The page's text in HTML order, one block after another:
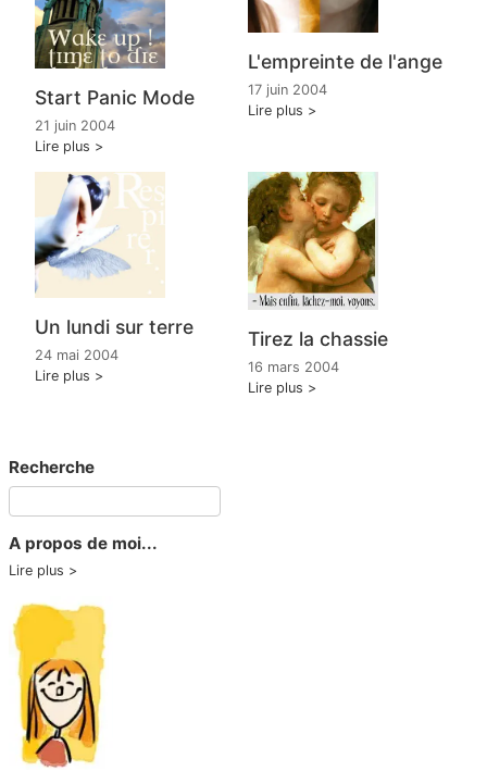
Start Panic Mode
21 juin 2004
Lire plus
L'empreinte de l'ange
17 juin 2004
Lire plus
Un lundi sur terre
24 mai 2004
Lire plus
Tirez la chassie
16 mars 2004
Lire plus
Recherche
A propos de moi...
Lire plus